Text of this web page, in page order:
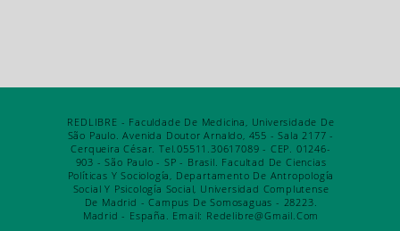
REDLIBRE - Faculdade De Medicina, Universidade De
São Paulo. Avenida Doutor Arnaldo, 455 - Sala 2177 -
Cerqueira César. Tel.05511.30617089 - CEP. 01246-
903 - São Paulo - SP - Brasil. Facultad De Ciencias
Políticas Y Sociología, Departamento De Antropología
Social Y Psicología Social, Universidad Complutense
De Madrid - Campus De Somosaguas - 28223.
Madrid - España. Email: Redelibre@gmail.com